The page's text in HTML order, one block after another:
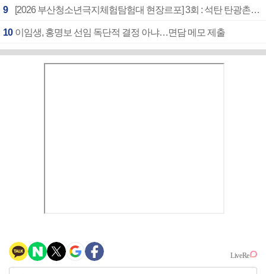
9 [2026 부산청소년극지체험탐험대 현장르포] 3회 : 석탄 탄광촌에서 북극 연구의 중심지로
10 이임생, 홍명보 선임 독단적 결정 아냐…면담 메모 제출